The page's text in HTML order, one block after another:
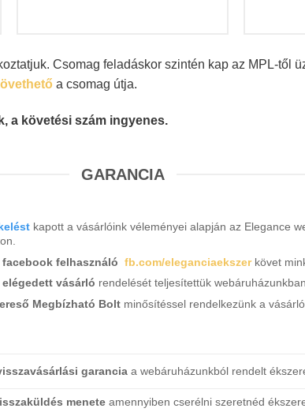
Csomag feladáskor szintén kap az MPL-től
a csomag útja.
a követési szám ingyenes.
GARANCIA
kapott a vásárlóink véleményei alapján az Elegance
facebook felhasználó fb.com/eleganciaekszerkövet
elégedett vásárló rendelését teljesítettük
Megbízható Bolt minősítéssel rendelkezünk a
garanciaa webáruházunkból rendelt
menete amennyiben cserélni szeretnéd